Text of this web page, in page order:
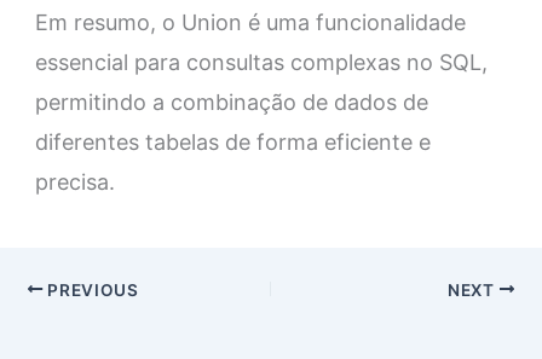
Em resumo, o Union é uma funcionalidade
essencial para consultas complexas no SQL,
permitindo a combinação de dados de
diferentes tabelas de forma eficiente e
precisa.
PREVIOUS NEXT